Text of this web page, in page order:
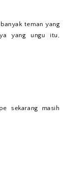
teman yang
yang ungu itu,
sekarang masih